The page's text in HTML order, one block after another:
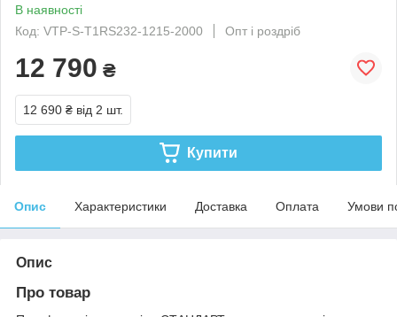
В наявності
Код: VTP-S-Т1RS232-1215-2000
Опт і роздріб
12 790 ₴
12 690 ₴ від 2 шт.
Купити
Опис Характеристики Доставка Оплата Умови
Опис
Про товар